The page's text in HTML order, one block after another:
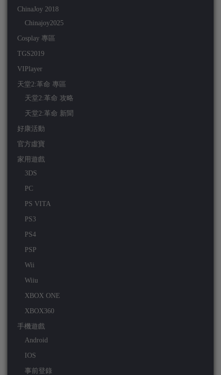
ChinaJoy 2018
Chinajoy2025
Cosplay 專區
TGS2019
VIPlayer
天堂2:革命 專區
天堂2:革命 攻略
天堂2:革命 新聞
好康活動
官方虛寶
家用遊戲
3DS
PC
PS VITA
PS3
PS4
PSP
Wii
Wiiu
XBOX ONE
XBOX360
手機遊戲
Android
IOS
事前登錄